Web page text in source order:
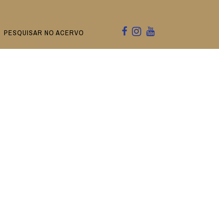
PESQUISAR NO ACERVO